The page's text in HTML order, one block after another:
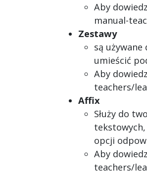
Aby
manual-
Zestawy
są
umieścić
Aby
teachers/
Affix
Służy do
tekstowych,
opcji
Aby
teachers/